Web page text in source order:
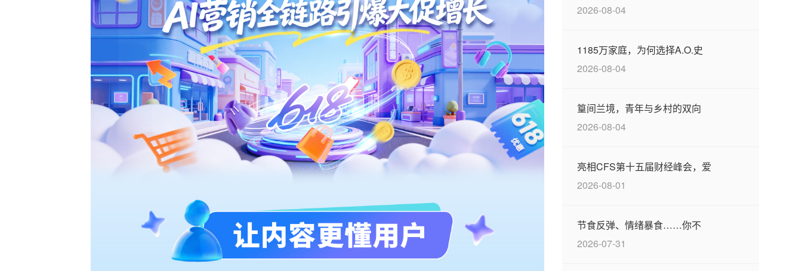
2026-08-04
1185万家庭，为何选择A.O.史
2026-08-04
篁间兰境，青年与乡村的双向
2026-08-04
亮相CFS第十五届财经峰会，爱
2026-08-01
节食反弹、情绪暴食……你不
2026-07-31